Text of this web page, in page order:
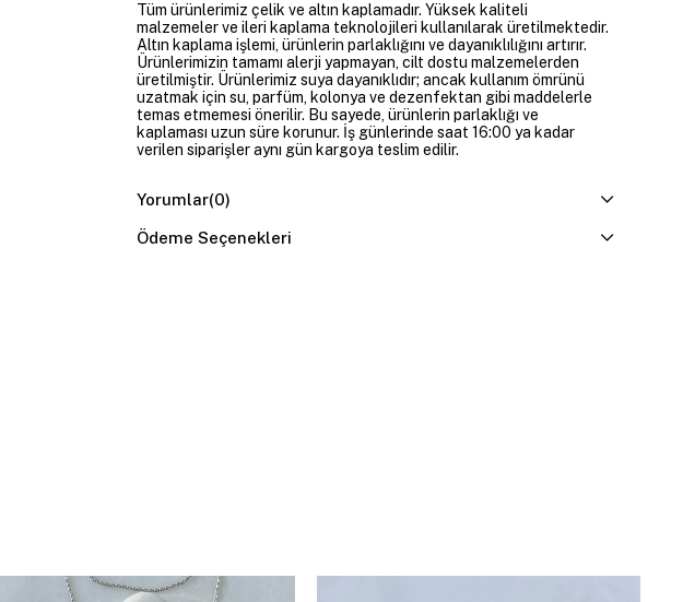
Tüm ürünlerimiz çelik ve altın kaplamadır. Yüksek kaliteli
malzemeler ve ileri kaplama teknolojileri kullanılarak üretilmektedir.
Altın kaplama işlemi, ürünlerin parlaklığını ve dayanıklılığını artırır.
Ürünlerimizin tamamı alerji yapmayan, cilt dostu malzemelerden
üretilmiştir. Ürünlerimiz suya dayanıklıdır; ancak kullanım ömrünü
uzatmak için su, parfüm, kolonya ve dezenfektan gibi maddelerle
temas etmemesi önerilir. Bu sayede, ürünlerin parlaklığı ve
kaplaması uzun süre korunur. İş günlerinde saat 16:00 ya kadar
verilen siparişler aynı gün kargoya teslim edilir.
Yorumlar(0)
Ödeme Seçenekleri